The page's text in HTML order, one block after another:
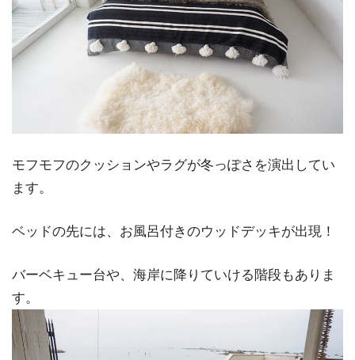
モフモフのクッションやラグが冬っぽさを演出してい
ます。
ベッドの先には、お風呂付きのウッドデッキが出現！
バーベキュー台や、海岸に降りていける階段もありま
す。